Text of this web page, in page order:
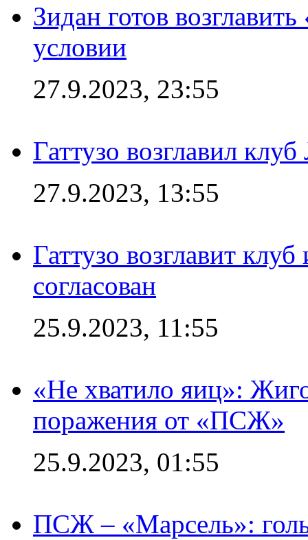
Зидан готов
условии
27.9.2023, 23:55
Гаттузо возглавил
27.9.2023, 13:55
Гаттузо возглавит
согласован
25.9.2023, 11:55
«Не хватило яиц»:
поражения от «ПСЖ»
25.9.2023, 01:55
ПСЖ – «Марсель»: